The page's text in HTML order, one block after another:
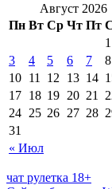
Август 2026
Пн Вт Ср Чт Пт
« Июл
1
3
4 5 6 7 8
10 11 12 13 14
17 18 19 20 21
24 25 26 27 28
31
чат рулетка 18+